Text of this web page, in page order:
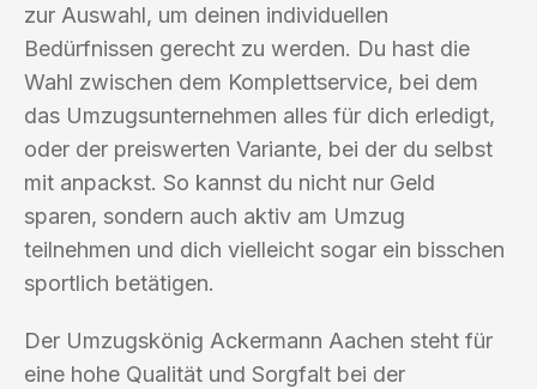
zur Auswahl, um deinen individuellen
Bedürfnissen gerecht zu werden. Du hast die
Wahl zwischen dem Komplettservice, bei dem
das Umzugsunternehmen alles für dich erledigt,
oder der preiswerten Variante, bei der du selbst
mit anpackst. So kannst du nicht nur Geld
sparen, sondern auch aktiv am Umzug
teilnehmen und dich vielleicht sogar ein bisschen
sportlich betätigen.
Der Umzugskönig Ackermann Aachen steht für
eine hohe Qualität und Sorgfalt bei der